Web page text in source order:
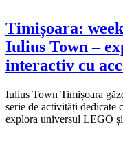
Timișoara:
Iulius Town –
interactiv cu
Iulius Town Timișoara
serie de activități dedicate
explora universul LEGO